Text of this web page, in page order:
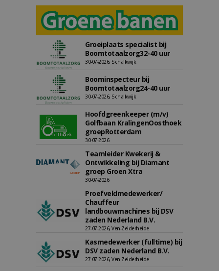
Groeiplaats specialist bij
Boomtotaalzorg32-40 uur
30-07-2026, Schalkwijk
Boominspecteur bij
Boomtotaalzorg24-40 uur
30-07-2026, Schalkwijk
Hoofdgreenkeeper (m/v)
Golfbaan KralingenOosthoek
groepRotterdam
30-07-2026
Teamleider Kwekerij &
Ontwikkeling bij Diamant
groep Groen Xtra
30-07-2026
Proefveldmedewerker/
Chauffeur
landbouwmachines bij DSV
zaden Nederland B.V.
27-07-2026, Ven-Zelderheide
Kasmedewerker (fulltime) bij
DSV zaden Nederland B.V.
27-07-2026, Ven-Zelderheide